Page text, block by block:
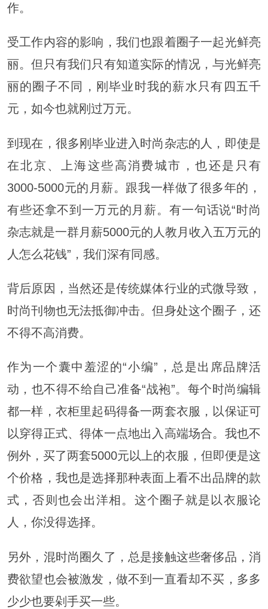
作。
受工作内容的影响，我们也跟着圈子一起光鲜亮
丽。但只有我们只有知道实际的情况，与光鲜亮
丽的圈子不同，刚毕业时我的薪水只有四五千
元，如今也就刚过万元。
到现在，很多刚毕业进入时尚杂志的人，即使是
在北京、上海这些高消费城市，也还是只有
3000-5000元的月薪。跟我一样做了很多年的，
有些还拿不到一万元的月薪。有一句话说“时尚
杂志就是一群月薪5000元的人教月收入五万元的
人怎么花钱”，我们深有同感。
背后原因，当然还是传统媒体行业的式微导致，
时尚刊物也无法抵御冲击。但身处这个圈子，还
不得不高消费。
作为一个囊中羞涩的“小编”，总是出席品牌活
动，也不得不给自己准备“战袍”。每个时尚编辑
都一样，衣柜里起码得备一两套衣服，以保证可
以穿得正式、得体一点地出入高端场合。我也不
例外，买了两套5000元以上的衣服，但即便是这
个价格，我也是选择那种表面上看不出品牌的款
式，否则也会出洋相。这个圈子就是以衣服论
人，你没得选择。
另外，混时尚圈久了，总是接触这些奢侈品，消
费欲望也会被激发，做不到一直看却不买，多多
少少也要剁手买一些。